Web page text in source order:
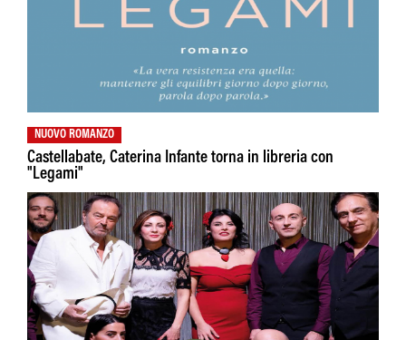
NUOVO ROMANZO
Castellabate, Caterina Infante torna in libreria con
"Legami"